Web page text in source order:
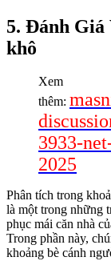
5. Đánh Giá
khô
Xem
thêm:
3933-
2025
Phân tích trong
là một trong những
phục mái căn nhà
Trong phần này,
khoảng bè cánh